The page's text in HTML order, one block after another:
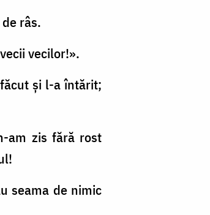
râs.
vecilor!».
şi l-a întărit;
am zis fără rost
seama de nimic